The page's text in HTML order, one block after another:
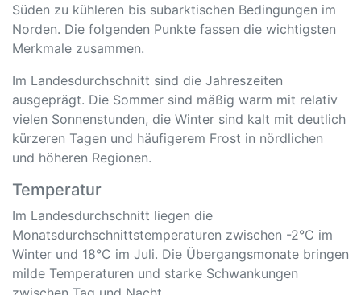
Süden zu kühleren bis subarktischen Bedingungen im
Norden. Die folgenden Punkte fassen die wichtigsten
Merkmale zusammen.
Im Landesdurchschnitt sind die Jahreszeiten
ausgeprägt. Die Sommer sind mäßig warm mit relativ
vielen Sonnenstunden, die Winter sind kalt mit deutlich
kürzeren Tagen und häufigerem Frost in nördlichen
und höheren Regionen.
Temperatur
Im Landesdurchschnitt liegen die
Monatsdurchschnittstemperaturen zwischen -2°C im
Winter und 18°C im Juli. Die Übergangsmonate bringen
milde Temperaturen und starke Schwankungen